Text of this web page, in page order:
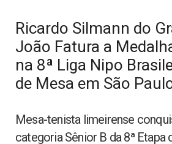
Ricardo Silmann do
João Fatura a
na 8ª Liga Nipo
de Mesa em São
Mesa-tenista limeirense
categoria Sênior B da 8ª Etapa